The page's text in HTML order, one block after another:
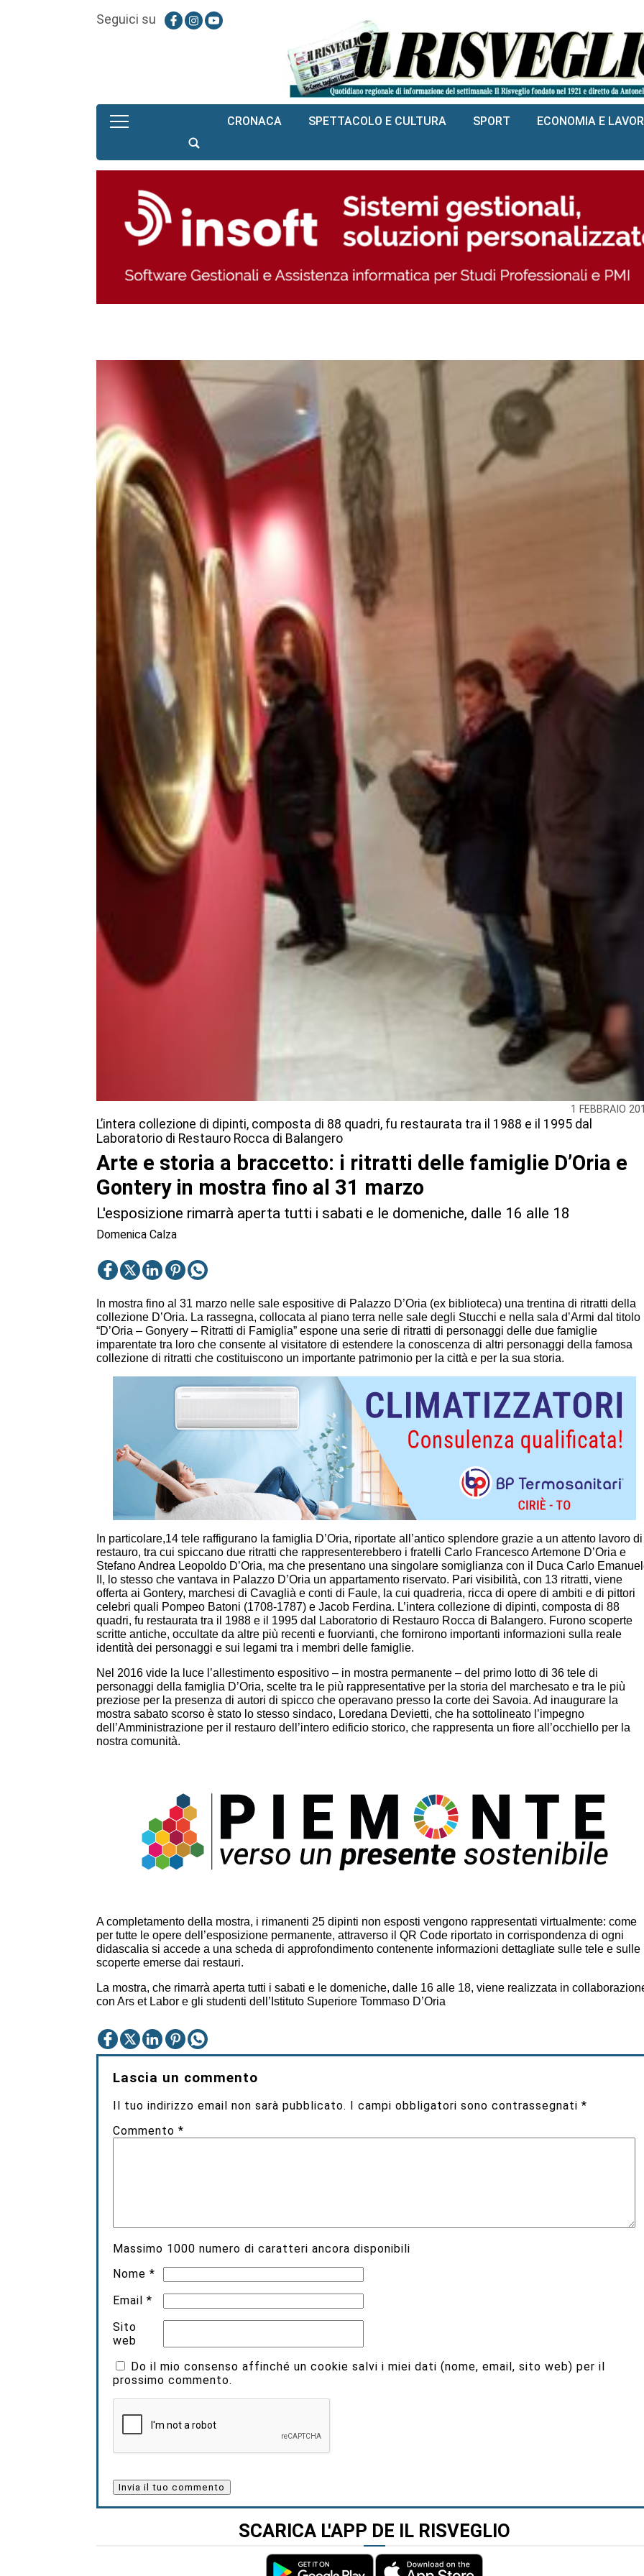
Seguici su
CRONACA SPETTACOLO E CULTURA SPORT ECONOMIA E
1 FEBBRAIO
L’intera collezione di dipinti, composta di 88 quadri, fu restaurata tra il 1988 e il 1995 dal
Laboratorio di Restauro Rocca di Balangero
Arte e storia a braccetto: i ritratti delle famiglie D’Oria e
Gontery in mostra fino al 31 marzo
L'esposizione rimarrà aperta tutti i sabati e le domeniche, dalle 16 alle 18
Domenica Calza
In mostra fino al 31 marzo nelle sale espositive di Palazzo D’Oria (ex biblioteca) una trentina di ritratti della
collezione D’Oria. La rassegna, collocata al piano terra nelle sale degli Stucchi e nella sala d’Armi dal titolo
“D’Oria – Gonyery – Ritratti di Famiglia” espone una serie di ritratti di personaggi delle due famiglie
imparentate tra loro che consente al visitatore di estendere la conoscenza di altri personaggi della famosa
collezione di ritratti che costituiscono un importante patrimonio per la città e per la sua storia.
In particolare,14 tele raffigurano la famiglia D’Oria, riportate all’antico splendore grazie a un attento lavoro di
restauro, tra cui spiccano due ritratti che rappresenterebbero i fratelli Carlo Francesco Artemone D’Oria e
Stefano Andrea Leopoldo D’Oria, ma che presentano una singolare somiglianza con il Duca Carlo
II, lo stesso che vantava in Palazzo D’Oria un appartamento riservato. Pari visibilità, con 13 ritratti, viene
offerta ai Gontery, marchesi di Cavaglià e conti di Faule, la cui quadreria, ricca di opere di ambiti e di pittori
celebri quali Pompeo Batoni (1708-1787) e Jacob Ferdina. L’intera collezione di dipinti, composta di 88
quadri, fu restaurata tra il 1988 e il 1995 dal Laboratorio di Restauro Rocca di Balangero. Furono scoperte
scritte antiche, occultate da altre più recenti e fuorvianti, che fornirono importanti informazioni sulla reale
identità dei personaggi e sui legami tra i membri delle famiglie.
Nel 2016 vide la luce l’allestimento espositivo – in mostra permanente – del primo lotto di 36 tele di
personaggi della famiglia D’Oria, scelte tra le più rappresentative per la storia del marchesato e tra le più
preziose per la presenza di autori di spicco che operavano presso la corte dei Savoia. Ad inaugurare la
mostra sabato scorso è stato lo stesso sindaco, Loredana Devietti, che ha sottolineato l’impegno
dell’Amministrazione per il restauro dell’intero edificio storico, che rappresenta un fiore all’occhiello per la
nostra comunità.
A completamento della mostra, i rimanenti 25 dipinti non esposti vengono rappresentati virtualmente: come
per tutte le opere dell’esposizione permanente, attraverso il QR Code riportato in corrispondenza di ogni
didascalia si accede a una scheda di approfondimento contenente informazioni dettagliate sulle tele e sulle
scoperte emerse dai restauri.
La mostra, che rimarrà aperta tutti i sabati e le domeniche, dalle 16 alle 18, viene realizzata in
con Ars et Labor e gli studenti dell’Istituto Superiore Tommaso D’Oria
Lascia un commento
Il tuo indirizzo email non sarà pubblicato. I campi obbligatori sono contrassegnati*
Commento*
Massimo 1000 numero di caratteri ancora disponibili
Nome*
Email*
Sito
web
Do il mio consenso affinché un cookie salvi i miei dati (nome, email, sito web) per il
prossimo commento.
SCARICA L'APP DE IL RISVEGLIO